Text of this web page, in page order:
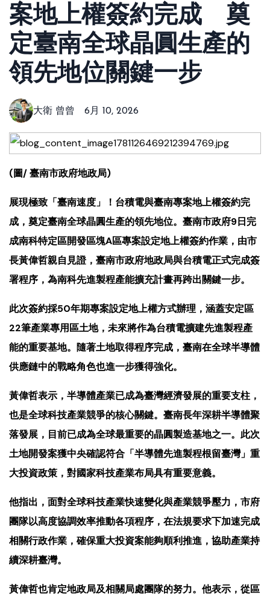
案地上權簽約完成 奠
定臺南全球晶圓生產的
領先地位關鍵一步
大衛 曾曾 6月 10, 2026
(圖/ 臺南市政府地政局)
展現極致「臺南速度」！台積電與臺南專案地上權簽約完
成，奠定臺南全球晶圓生產的領先地位。臺南市政府9日完
成南科特定區開發區塊A區專案設定地上權簽約作業，由市
長黃偉哲親自見證，臺南市政府地政局與台積電正式完成簽
署程序，為南科先進製程產能擴充計畫再跨出關鍵一步。
此次簽約採50年期專案設定地上權方式辦理，涵蓋安定區
22筆產業專用區土地，未來將作為台積電擴建先進製程產
能的重要基地。隨著土地取得程序完成，臺南在全球半導體
供應鏈中的戰略角色也進一步獲得強化。
黃偉哲表示，半導體產業已成為臺灣經濟發展的重要支柱，
也是全球科技產業競爭的核心關鍵。臺南長年深耕半導體聚
落發展，目前已成為全球最重要的晶圓製造基地之一。此次
土地開發案獲中央確認符合「半導體先進製程根留臺灣」重
大投資政策，對國家科技產業布局具有重要意義。
他指出，面對全球科技產業快速變化與產業競爭壓力，市府
團隊以高度協調效率推動各項程序，在法規要求下加速完成
相關行政作業，確保重大投資案能夠順利推進，協助產業持
續深耕臺灣。
黃偉哲也肯定地政局及相關局處團隊的努力。他表示，從區